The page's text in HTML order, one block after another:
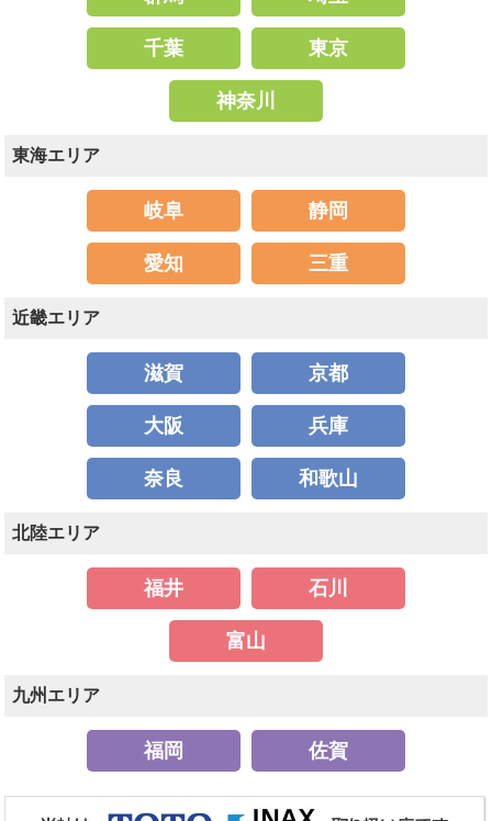
千葉 東京
神奈川
東海エリア
岐阜 静岡
愛知 三重
近畿エリア
滋賀 京都
大阪 兵庫
奈良 和歌山
北陸エリア
福井 石川
富山
九州エリア
福岡 佐賀